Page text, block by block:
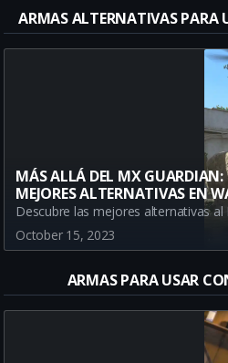
ARMAS ALTERNATIVAS PARA
MÁS ALLÁ DEL MX
MEJORES ALTERNATIVAS EN
ROYALE
October 15, 2023
ARMAS PARA USAR